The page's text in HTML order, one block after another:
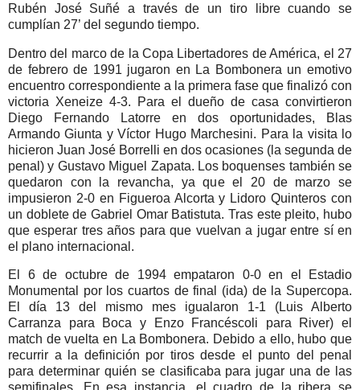
Rubén José Suñé a través de un tiro libre cuando se
cumplían 27’ del segundo tiempo.
Dentro del marco de la Copa Libertadores de América, el 27
de febrero de 1991 jugaron en La Bombonera un emotivo
encuentro correspondiente a la primera fase que finalizó con
victoria Xeneize 4-3. Para el dueño de casa convirtieron
Diego Fernando Latorre en dos oportunidades, Blas
Armando Giunta y Víctor Hugo Marchesini. Para la visita lo
hicieron Juan José Borrelli en dos ocasiones (la segunda de
penal) y Gustavo Miguel Zapata. Los boquenses también se
quedaron con la revancha, ya que el 20 de marzo se
impusieron 2-0 en Figueroa Alcorta y Lidoro Quinteros con
un doblete de Gabriel Omar Batistuta. Tras este pleito, hubo
que esperar tres años para que vuelvan a jugar entre sí en
el plano internacional.
El 6 de octubre de 1994 empataron 0-0 en el Estadio
Monumental por los cuartos de final (ida) de la Supercopa.
El día 13 del mismo mes igualaron 1-1 (Luis Alberto
Carranza para Boca y Enzo Francéscoli para River) el
match de vuelta en La Bombonera. Debido a ello, hubo que
recurrir a la definición por tiros desde el punto del penal
para determinar quién se clasificaba para jugar una de las